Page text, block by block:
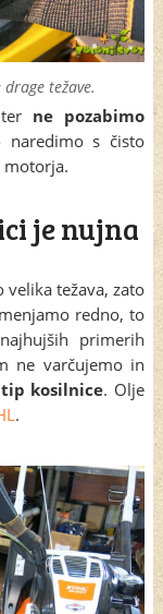
težave.
ne pozabimo
naredimo s čisto
motorja.
je nujna
težava, zato
redno, to
primerih
ne varčujemo in
kosilnice. Olje
.